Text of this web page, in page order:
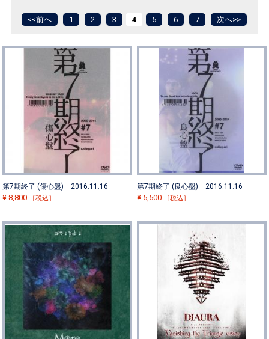
<<前へ 1 2 3 4 5 6 7 次へ>>
第7期終了 (傷心盤) 2016.11.16
¥8,800 ［税込］
第7期終了 (良心盤) 2016.11.16
¥ 5,500 ［税込］